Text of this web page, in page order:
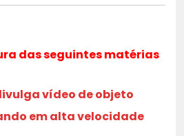
das seguintes matérias
vídeo de objeto
em alta velocidade